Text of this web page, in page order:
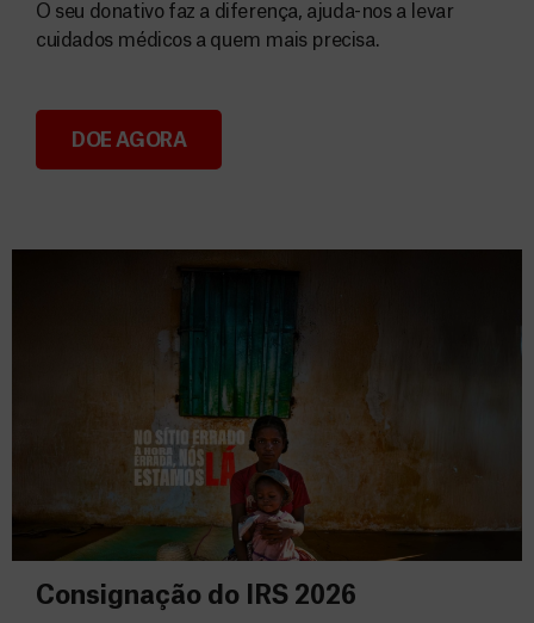
Donativos
O seu donativo faz a diferença, ajuda-nos a levar
cuidados médicos a quem mais precisa.
DOE AGORA
Consignação do IRS 2026